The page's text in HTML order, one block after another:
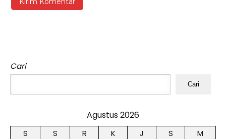
Cari
Cari
Agustus 2026
S S R K J S
M